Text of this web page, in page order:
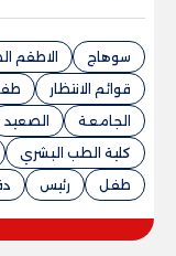
سوهاج الاطقم
قوائم الانتظار
الجامعة
الصعيد
كلية الطب البشري
طفل
رئيس